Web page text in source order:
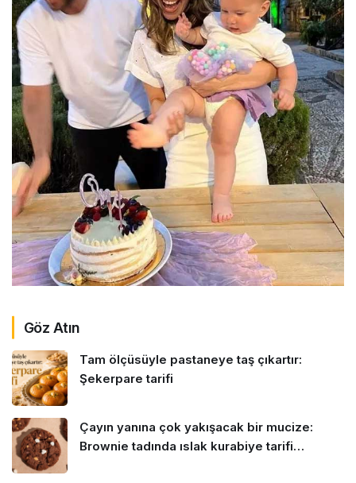
Göz Atın
Tam ölçüsüyle pastaneye taş çıkartır:
Şekerpare tarifi
Çayın yanına çok yakışacak bir mucize:
Brownie tadında ıslak kurabiye tarifi…